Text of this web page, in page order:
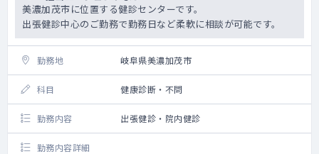
美濃加茂市に位置する健診センターです。
出張健診中心のご勤務で勤務日など柔軟に相談が可能です。
勤務地 岐阜県美濃加茂市
科目 健康診断・不問
勤務内容 出張健診・院内健診
勤務内容詳細